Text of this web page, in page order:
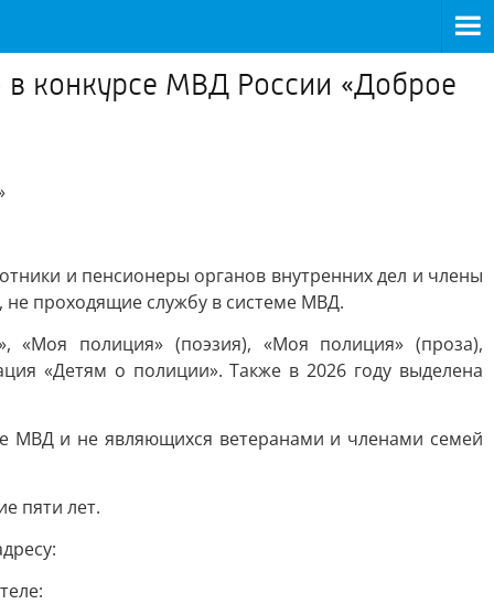
в конкурсе МВД России «Доброе
и пенсионеры органов внутренних дел и члены
проходящие службу в системе МВД.
«Моя полиция» (поэзия), «Моя полиция» (проза),
«Детям о полиции». Также в 2026 году выделена
МВД и не являющихся ветеранами и членами семей
пяти лет.